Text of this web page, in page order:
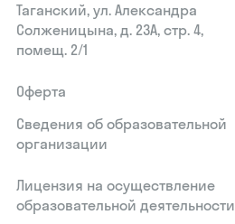
Таганский, ул. Александра
Солженицына, д. 23А, стр. 4,
помещ. 2/1
Оферта
Сведения об образовательной
организации
Лицензия на осуществление
образовательной деятельности